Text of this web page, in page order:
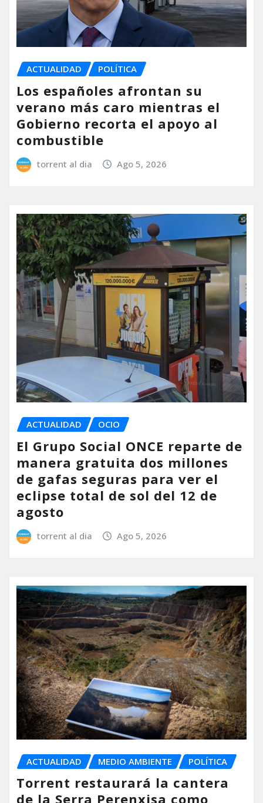
ACTUALIDAD POLÍTICA
Los españoles afrontan su
verano más caro mientras el
Gobierno recorta el apoyo al
combustible
torrent al dia Ago 5, 2026
ACTUALIDAD OCIO
El Grupo Social ONCE reparte de
manera gratuita dos millones
de gafas seguras para ver el
eclipse total de sol del 12 de
agosto
torrent al dia Ago 5, 2026
ACTUALIDAD MEDIO AMBIENTE POLÍTICA
Torrent restaurará la cantera
de la Serra Perenxisa como